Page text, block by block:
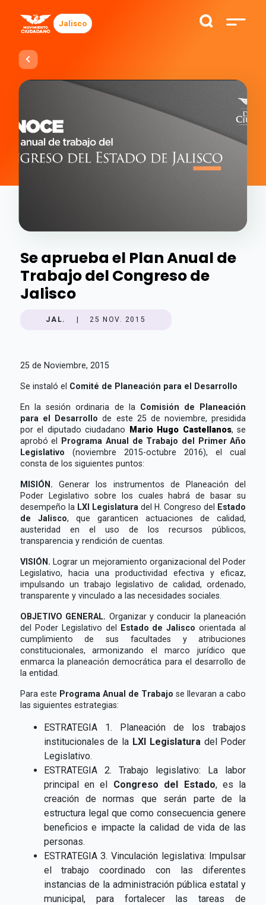
Jalisco
Se aprueba el Plan Anual de
Trabajo del Congreso de
Jalisco
JAL. 25 NOV. 2015
25 de Noviembre, 2015
Se instaló el Comité de Planeación para el Desarrollo
En la sesión ordinaria de la Comisión de Planeación
para el Desarrollo de este 25 de noviembre, presidida
por el diputado ciudadano Mario Hugo Castellanos, se
aprobó el Programa Anual de Trabajo del Primer Año
Legislativo (noviembre 2015-octubre 2016), el cual
consta de los siguientes puntos:
MISIÓN. Generar los instrumentos de Planeación del
Poder Legislativo sobre los cuales habrá de basar su
desempeño la LXI Legislatura del H. Congreso del Estado
de Jalisco, que garanticen actuaciones de calidad,
austeridad en el uso de los recursos públicos,
transparencia y rendición de cuentas.
VISIÓN. Lograr un mejoramiento organizacional del Poder
Legislativo, hacia una productividad efectiva y eficaz,
impulsando un trabajo legislativo de calidad, ordenado,
transparente y vinculado a las necesidades sociales.
OBJETIVO GENERAL. Organizar y conducir la planeación
del Poder Legislativo del Estado de Jalisco orientada al
cumplimiento de sus facultades y atribuciones
constitucionales, armonizando el marco jurídico que
enmarca la planeación democrática para el desarrollo de
la entidad.
Para este Programa Anual de Trabajo se llevaran a cabo
las siguientes estrategias:
ESTRATEGIA 1. Planeación de los trabajos
institucionales de la LXI Legislatura del Poder
Legislativo.
ESTRATEGIA 2. Trabajo legislativo: La labor
principal en el Congreso del Estado, es la
creación de normas que serán parte de la
estructura legal que como consecuencia genere
beneficios e impacte la calidad de vida de las
personas.
ESTRATEGIA 3. Vinculación legislativa: Impulsar
el trabajo coordinado con las diferentes
instancias de la administración pública estatal y
municipal, para fortalecer las tareas de